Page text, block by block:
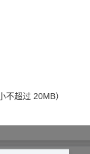
超过 20MB）